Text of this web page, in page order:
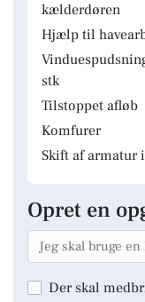
kælderdøren
Hjælp til
stk
Tilstoppet afløb
Komfurer
Skift af armatur
Opret en
Der skal